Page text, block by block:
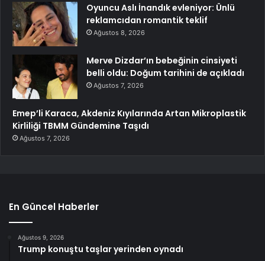
Oyuncu Aslı İnandık evleniyor: Ünlü
reklamcıdan romantik teklif
Ağustos 8, 2026
Merve Dizdar’ın bebeğinin cinsiyeti
belli oldu: Doğum tarihini de açıkladı
Ağustos 7, 2026
Emep’li Karaca, Akdeniz Kıyılarında Artan Mikroplastik
Kirliliği TBMM Gündemine Taşıdı
Ağustos 7, 2026
En Güncel Haberler
Ağustos 9, 2026
Trump konuştu taşlar yerinden oynadı